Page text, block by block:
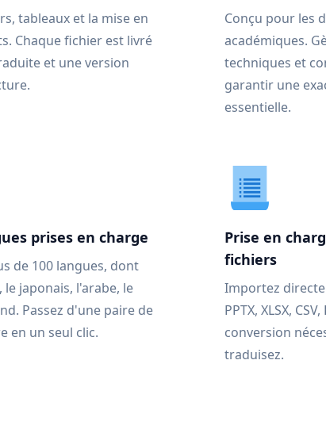
tableaux et la mise en
Chaque fichier est livré
et une version
Conçu pour les
académiques.
techniques et
garantir une
essentielle.
prises en charge
de 100 langues, dont
le japonais, l'arabe, le
Passez d'une paire de
en un seul clic.
Prise en
fichiers
Importez
PPTX, XLSX,
conversion
traduisez.